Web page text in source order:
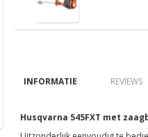
INFORMATIE REVIEWS
Husqvarna 545FXT met